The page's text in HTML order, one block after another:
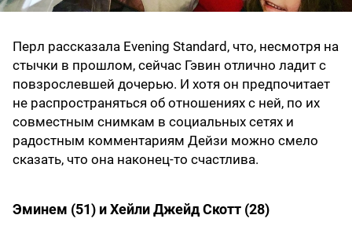
Перл рассказала Evening Standard, что, несмотря на
стычки в прошлом, сейчас Гэвин отлично ладит с
повзрослевшей дочерью. И хотя он предпочитает
не распространяться об отношениях с ней, по их
совместным снимкам в социальных сетях и
радостным комментариям Дейзи можно смело
сказать, что она наконец-то счастлива.
Эминем (51) и Хейли Джейд Скотт (28)